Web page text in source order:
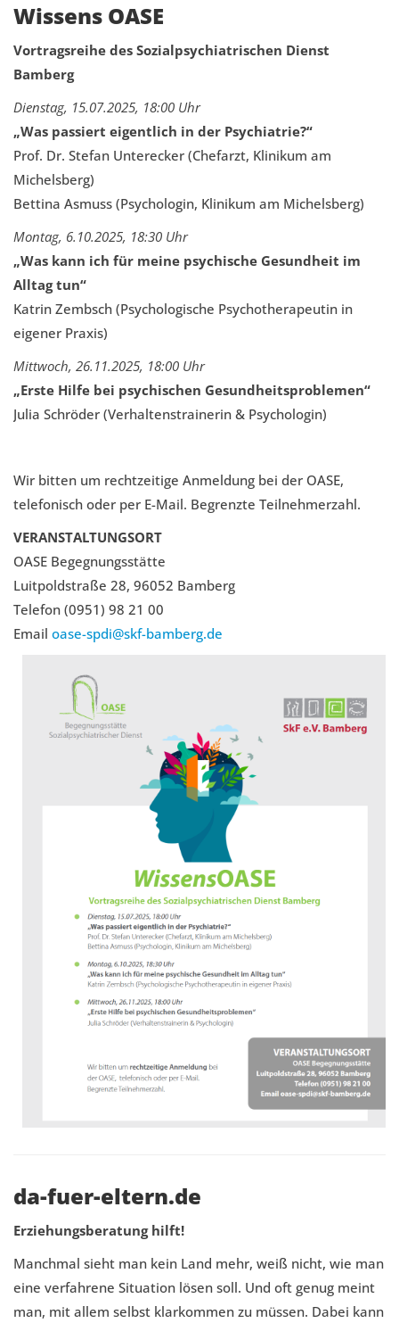
Wissens OASE
Vortragsreihe des Sozialpsychiatrischen Dienst
Bamberg
Dienstag, 15.07.2025, 18:00 Uhr
„Was passiert eigentlich in der Psychiatrie?“
Prof. Dr. Stefan Unterecker (Chefarzt, Klinikum am
Michelsberg)
Bettina Asmuss (Psychologin, Klinikum am Michelsberg)
Montag, 6.10.2025, 18:30 Uhr
„Was kann ich für meine psychische Gesundheit im
Alltag tun“
Katrin Zembsch (Psychologische Psychotherapeutin in
eigener Praxis)
Mittwoch, 26.11.2025, 18:00 Uhr
„Erste Hilfe bei psychischen Gesundheitsproblemen“
Julia Schröder (Verhaltenstrainerin & Psychologin)
Wir bitten um rechtzeitige Anmeldung bei der OASE,
telefonisch oder per E-Mail. Begrenzte Teilnehmerzahl.
VERANSTALTUNGSORT
OASE Begegnungsstätte
Luitpoldstraße 28, 96052 Bamberg
Telefon (0951) 98 21 00
Email oase-spdi@skf-bamberg.de
da-fuer-eltern.de
Erziehungsberatung hilft!
Manchmal sieht man kein Land mehr, weiß nicht, wie man
eine verfahrene Situation lösen soll. Und oft genug meint
man, mit allem selbst klarkommen zu müssen. Dabei kann